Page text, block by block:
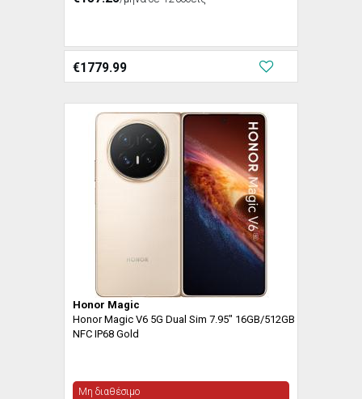
€1779.99
Honor Magic
Honor Magic V6 5G Dual Sim 7.95" 16GB/512GB
NFC IP68 Gold
Μη διαθέσιμο